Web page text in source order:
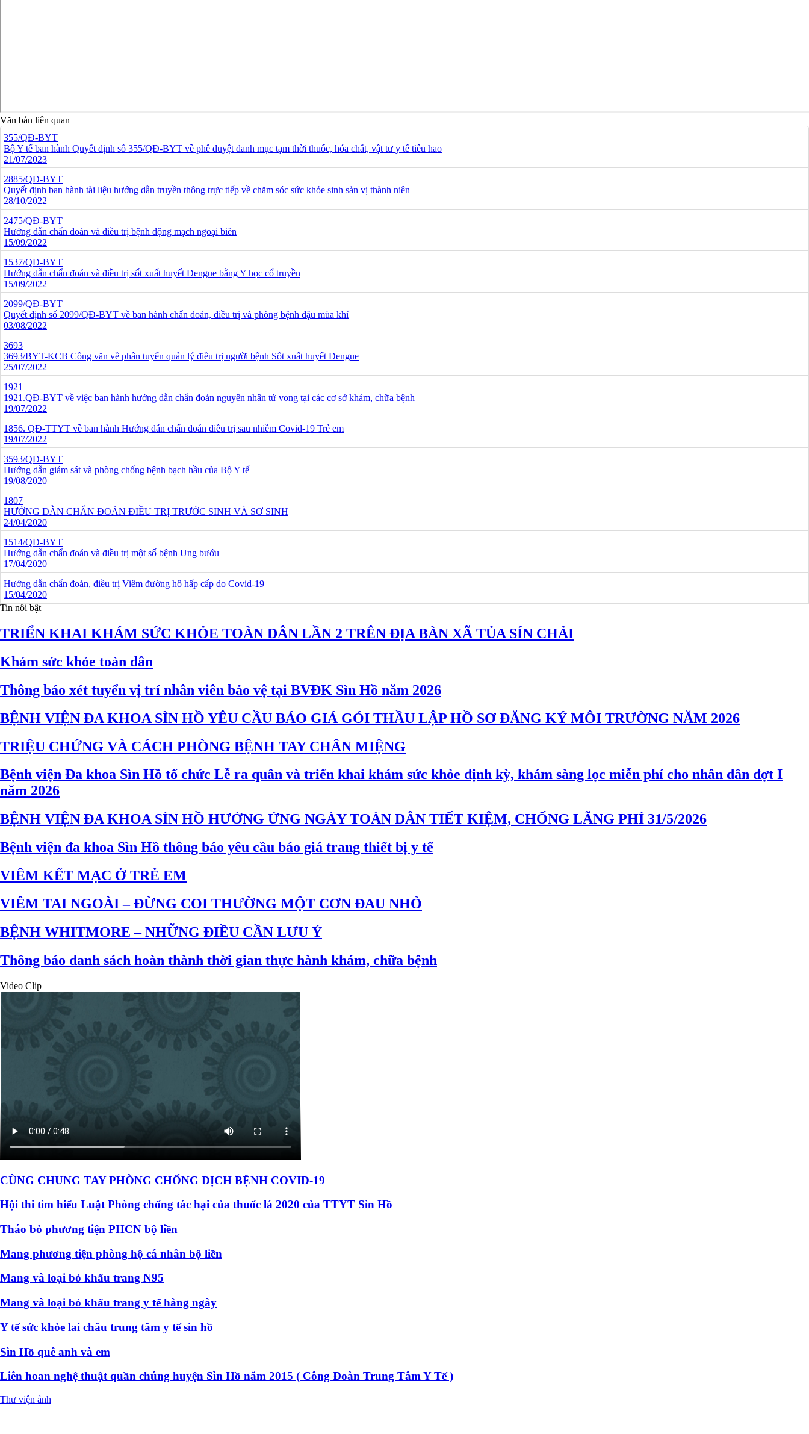
Văn bản liên quan
355/QĐ-BYT
Bộ Y tế ban hành Quyết định số 355/QĐ-BYT về phê duyệt danh mục tạm thời thuốc, hóa chất, vật tư y tế tiêu hao
21/07/2023
2885/QĐ-BYT
Quyết định ban hành tài liệu hướng dẫn truyền thông trực tiếp về chăm sóc sức khỏe sinh sản vị thành niên
28/10/2022
2475/QĐ-BYT
Hướng dẫn chẩn đoán và điều trị bệnh động mạch ngoại biên
15/09/2022
1537/QĐ-BYT
Hướng dẫn chẩn đoán và điều trị sốt xuất huyết Dengue bằng Y học cổ truyền
15/09/2022
2099/QĐ-BYT
Quyết định số 2099/QĐ-BYT về ban hành chẩn đoán, điều trị và phòng bệnh đậu mùa khỉ
03/08/2022
3693
3693/BYT-KCB Công văn về phân tuyến quản lý điều trị người bệnh Sốt xuất huyết Dengue
25/07/2022
1921
1921.QĐ-BYT về việc ban hành hướng dẫn chẩn đoán nguyên nhân tử vong tại các cơ sở khám, chữa bệnh
19/07/2022
1856. QĐ-TTYT về ban hành Hướng dẫn chẩn đoán điều trị sau nhiễm Covid-19 Trẻ em
19/07/2022
3593/QĐ-BYT
Hướng dẫn giám sát và phòng chống bệnh bạch hầu của Bộ Y tế
19/08/2020
1807
HƯỚNG DẪN CHẨN ĐOÁN ĐIỀU TRỊ TRƯỚC SINH VÀ SƠ SINH
24/04/2020
1514/QĐ-BYT
Hướng dẫn chẩn đoán và điều trị một số bệnh Ung bướu
17/04/2020
Hướng dẫn chẩn đoán, điều trị Viêm đường hô hấp cấp do Covid-19
15/04/2020
Tin nổi bật
TRIỂN KHAI KHÁM SỨC KHỎE TOÀN DÂN LẦN 2 TRÊN ĐỊA BÀN XÃ TỦA SÍN CHẢI
Khám sức khỏe toàn dân
Thông báo xét tuyển vị trí nhân viên bảo vệ tại BVĐK Sìn Hồ năm 2026
BỆNH VIỆN ĐA KHOA SÌN HỒ YÊU CẦU BÁO GIÁ GÓI THẦU LẬP HỒ SƠ ĐĂNG KÝ MÔI TRƯỜNG NĂM 2026
TRIỆU CHỨNG VÀ CÁCH PHÒNG BỆNH TAY CHÂN MIỆNG
Bệnh viện Đa khoa Sìn Hồ tổ chức Lễ ra quân và triển khai khám sức khỏe định kỳ, khám sàng lọc miễn phí cho nhân dân đợt I
năm 2026
BỆNH VIỆN ĐA KHOA SÌN HỒ HƯỞNG ỨNG NGÀY TOÀN DÂN TIẾT KIỆM, CHỐNG LÃNG PHÍ 31/5/2026
Bệnh viện đa khoa Sìn Hồ thông báo yêu cầu báo giá trang thiết bị y tế
VIÊM KẾT MẠC Ở TRẺ EM
VIÊM TAI NGOÀI – ĐỪNG COI THƯỜNG MỘT CƠN ĐAU NHỎ
BỆNH WHITMORE – NHỮNG ĐIỀU CẦN LƯU Ý
Thông báo danh sách hoàn thành thời gian thực hành khám, chữa bệnh
Video Clip
CÙNG CHUNG TAY PHÒNG CHỐNG DỊCH BỆNH COVID-19
Hội thi tìm hiểu Luật Phòng chống tác hại của thuốc lá 2020 của TTYT Sìn Hồ
Tháo bỏ phương tiện PHCN bộ liền
Mang phương tiện phòng hộ cá nhân bộ liền
Mang và loại bỏ khẩu trang N95
Mang và loại bỏ khẩu trang y tế hàng ngày
Y tế sức khỏe lai châu trung tâm y tế sìn hồ
Sìn Hồ quê anh và em
Liên hoan nghệ thuật quần chúng huyện Sìn Hồ năm 2015 ( Công Đoàn Trung Tâm Y Tế )
Thư viện ảnh